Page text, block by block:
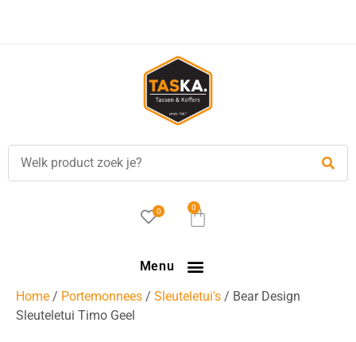
besteld, is vandaag verzonden!
0 0
Menu
Home / Portemonnees / Sleuteletui's / Bear Design
Sleuteletui Timo Geel